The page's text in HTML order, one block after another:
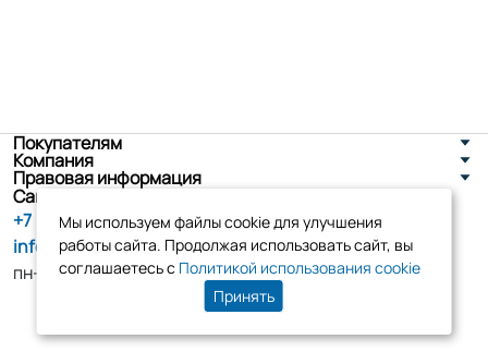
Покупателям
Компания
Правовая информация
Санкт-Петербург, ул. Новоселов д. 8
+7 (800) 555-86-90
info@tk-elko.ru
пн-пт, 10:00 - 18:00
Мы используем файлы cookie для улучшения
работы сайта. Продолжая использовать сайт, вы
соглашаетесь с Политикой использования cookie
Принять